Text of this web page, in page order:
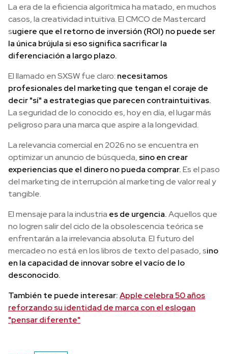
La era de la eficiencia algorítmica ha matado, en muchos
casos, la creatividad intuitiva. El CMCO de Mastercard
sugiere que el retorno de inversión (ROI) no puede ser
la única brújula si eso significa sacrificar la
diferenciación a largo plazo.
El llamado en SXSW fue claro: necesitamos
profesionales del marketing que tengan el coraje de
decir "sí" a estrategias que parecen contraintuitivas.
La seguridad de lo conocido es, hoy en día, el lugar más
peligroso para una marca que aspire a la longevidad.
La relevancia comercial en 2026 no se encuentra en
optimizar un anuncio de búsqueda, sino en crear
experiencias que el dinero no pueda comprar.Es el paso
del marketing de interrupción al marketing de valor real y
tangible.
El mensaje para la industria es de urgencia.Aquellos que
no logren salir del ciclo de la obsolescencia teórica se
enfrentarán a la irrelevancia absoluta. El futuro del
mercadeo no está en los libros de texto del pasado, sino
en la capacidad de innovar sobre el vacío de lo
desconocido.
También te puede interesar:Apple celebra 50 años
reforzando su identidad de marca con el eslogan
"pensar diferente"